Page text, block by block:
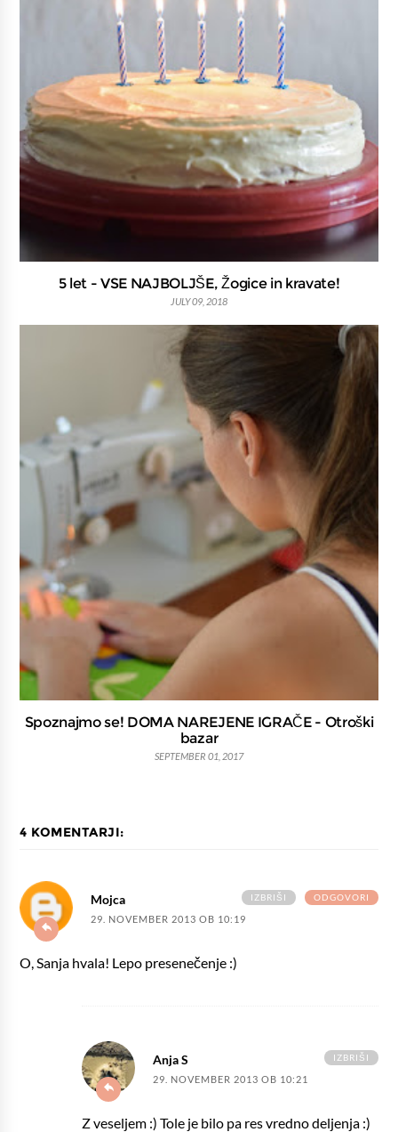
5 let - VSE NAJBOLJŠE, Žogice in kravate!
JULY 09, 2018
Spoznajmo se! DOMA NAREJENE IGRAČE - Otroški
bazar
SEPTEMBER 01, 2017
4 KOMENTARJI:
Mojca
29. NOVEMBER 2013 OB 10:19
O, Sanja hvala! Lepo presenečenje :)
ODGOVORI
IZBRIŠI
Anja S
29. NOVEMBER 2013 OB 10:21
Z veseljem :) Tole je bilo pa res vredno deljenja :)
IZBRIŠI